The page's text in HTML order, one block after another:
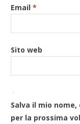
Email*
Sito web
Salva il mio
per la prossima